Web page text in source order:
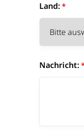
Land:
Nachricht: